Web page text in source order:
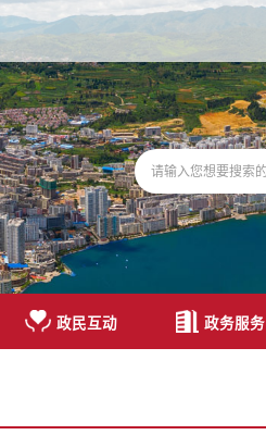
政民互动 政务服务